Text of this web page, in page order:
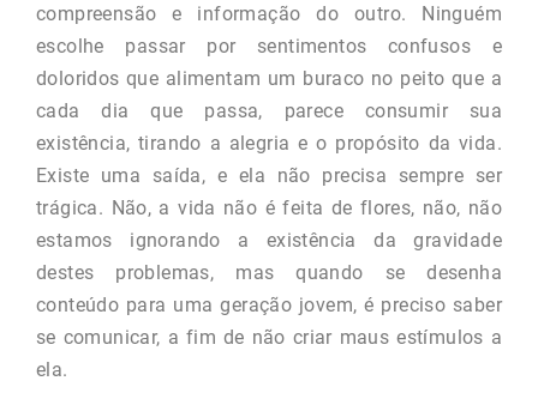
compreensão e informação do outro. Ninguém
escolhe passar por sentimentos confusos e
doloridos que alimentam um buraco no peito que a
cada dia que passa, parece consumir sua
existência, tirando a alegria e o propósito da vida.
Existe uma saída, e ela não precisa sempre ser
trágica. Não, a vida não é feita de flores, não, não
estamos ignorando a existência da gravidade
destes problemas, mas quando se desenha
conteúdo para uma geração jovem, é preciso saber
se comunicar, a fim de não criar maus estímulos a
ela.